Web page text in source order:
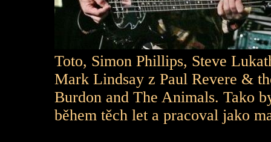
Toto, Simon Phillips, Steve
Mark Lindsay z Paul Revere &
Burdon and The Animals. Tako
během těch let a pracoval jako